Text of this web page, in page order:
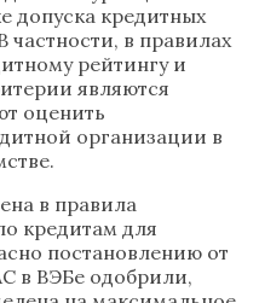
допуска кредитных
в правилах
рейтингу и
являются
оценить
организации в
в правила
кредитам для
постановлению от
в ВЭБе одобрили,